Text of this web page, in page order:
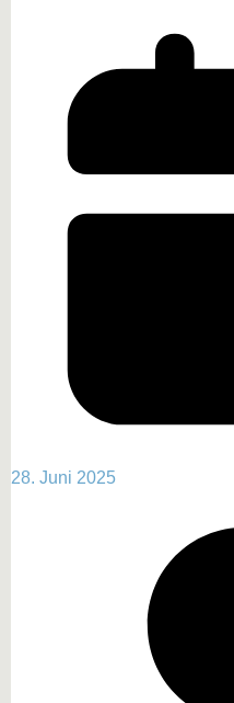
28. Juni 2025